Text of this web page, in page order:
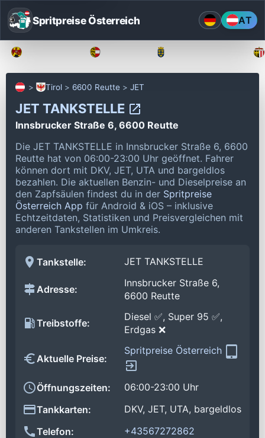
Spritpreise Österreich AT
Tirol 6600 Reutte JET
JET TANKSTELLE
Innsbrucker Straße 6, 6600 Reutte
Die JET TANKSTELLE in Innsbrucker Straße 6, 6600
Reutte hat von 06:00-23:00 Uhr geöffnet. Fahrer
können dort mit DKV, JET, UTA und bargeldlos
bezahlen. Die aktuellen Benzin- und Dieselpreise an
den Zapfsäulen findest du in der Spritpreise
Österreich App für Android & iOS – inklusive
Echtzeitdaten, Statistiken und Preisvergleichen mit
anderen Tankstellen im Umkreis.
Tankstelle: JET TANKSTELLE
Adresse:
Innsbrucker Straße 6,
6600 Reutte
Treibstoffe:
Diesel ✅, Super 95 ✅,
Erdgas ❌
Aktuelle Preise:
Spritpreise Österreich
Öffnungszeiten:
06:00-23:00 Uhr
Tankkarten:
DKV, JET, UTA, bargeldlos
Telefon:
+43567272862